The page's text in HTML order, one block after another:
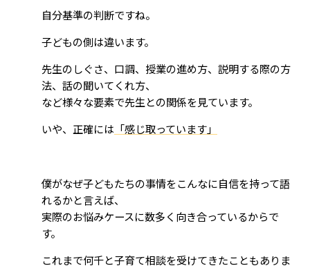
自分基準の判断ですね。
子どもの側は違います。
先生のしぐさ、口調、授業の進め方、説明する際の方
法、話の聞いてくれ方、
など様々な要素で先生との関係を見ています。
いや、正確には 「感じ取っています」
僕がなぜ子どもたちの事情をこんなに自信を持って語
れるかと言えば、
実際のお悩みケースに数多く向き合っているからで
す。
これまで何千と子育て相談を受けてきたこともありま